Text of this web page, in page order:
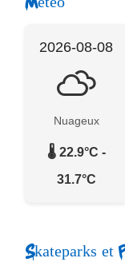
2026-08-08
Nuageux
🌡️ 22.9°C -
31.7°C
Skateparks et